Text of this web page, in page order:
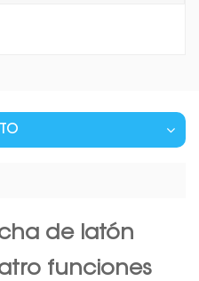
de latón
funciones